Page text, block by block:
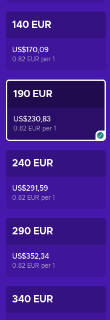
140 EUR
US$170,09
0.82 EUR per1
190 EUR
US$230,83
0.82 EUR per1
240 EUR
US$291,59
0.82 EUR per1
290 EUR
US$352,34
0.82 EUR per1
340 EUR